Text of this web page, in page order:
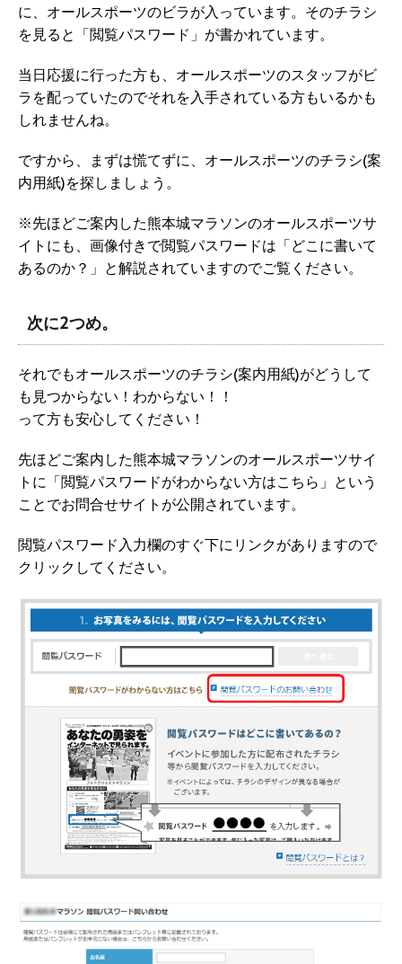
に、オールスポーツのビラが入っています。そのチラシ
を見ると「閲覧パスワード」が書かれています。
当日応援に行った方も、オールスポーツのスタッフがビ
ラを配っていたのでそれを入手されている方もいるかも
しれませんね。
ですから、まずは慌てずに、オールスポーツのチラシ(案
内用紙)を探しましょう。
※先ほどご案内した熊本城マラソンのオールスポーツサ
イトにも、画像付きで閲覧パスワードは「どこに書いて
あるのか？」と解説されていますのでご覧ください。
次に2つめ。
それでもオールスポーツのチラシ(案内用紙)がどうして
も見つからない！わからない！！
って方も安心してください！
先ほどご案内した熊本城マラソンのオールスポーツサイ
トに「閲覧パスワードがわからない方はこちら」という
ことでお問合せサイトが公開されています。
閲覧パスワード入力欄のすぐ下にリンクがありますので
クリックしてください。